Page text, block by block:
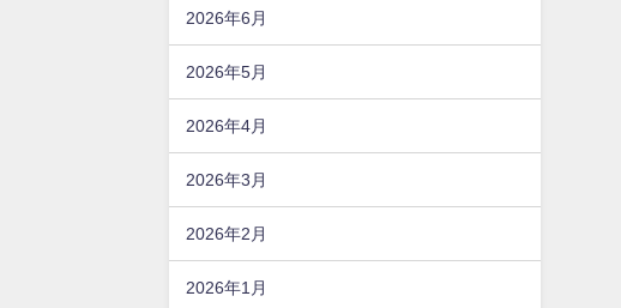
2026年6月
2026年5月
2026年4月
2026年3月
2026年2月
2026年1月